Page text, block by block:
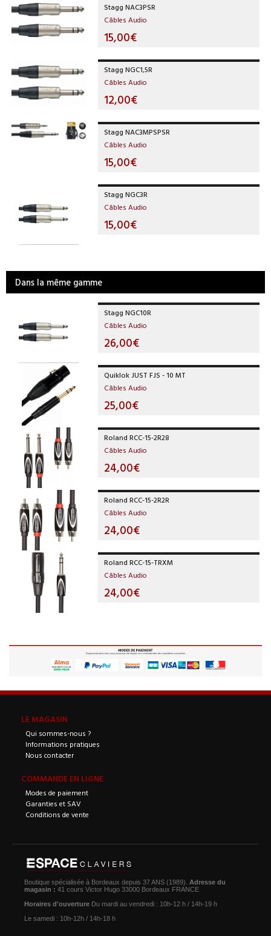
Stagg NAC3PSR
Câbles Audio
15,00€
Stagg NGC1,5R
Câbles Audio
12,00€
Stagg NAC3MPSPSR
Câbles Audio
15,00€
Stagg NGC3R
Câbles Audio
15,00€
Dans la même gamme
Stagg NGC10R
Câbles Audio
26,00€
Quiklok JUST FJS - 10 MT
Câbles Audio
25,00€
Roland RCC-15-2R28
Câbles Audio
24,00€
Roland RCC-15-2R2R
Câbles Audio
24,00€
Roland RCC-15-TRXM
Câbles Audio
24,00€
LE MAGASIN
Qui sommes-nous ?
Informations pratiques
Nous contacter
COMMANDE EN LIGNE
Modes de paiement
Garanties et SAV
Conditions de vente
Boutique spécialisée à Bordeaux depuis 37 ANS (1989). Adresse du
magasin : 41 cours Victor Hugo 33000 Bordeaux FRANCE
Horaires d'ouverture Du mardi au vendredi : 10h-12 h / 14h-19 h
Le samedi : 10h-12h / 14h-18 h